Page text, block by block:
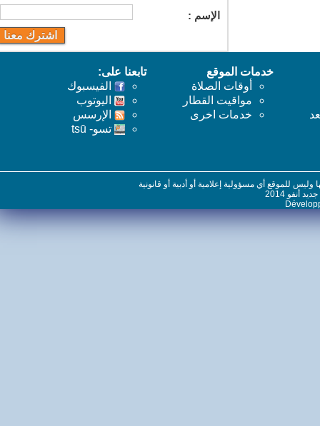
اﻹسم :
خدمات الموقع
أوقات الصلاة
مواقيت القطار
خدمات اخرى
تابعنا على:
الفيسبوك
اليوتوب
اﻹرسس
تسو- tsū
للموقع أي مسؤولية إعلامية أو أدبية أو قانونية
2014